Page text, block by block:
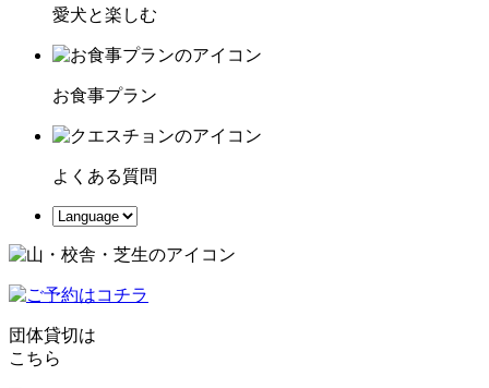
愛犬と楽しむ
お食事プラン
よくある質問
団体貸切は
こちら